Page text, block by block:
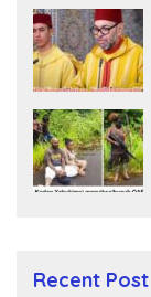
Recent Post